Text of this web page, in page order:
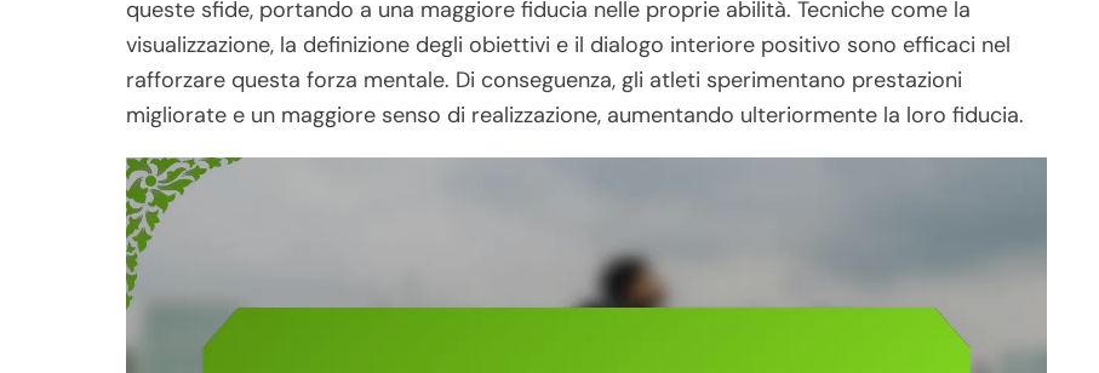
queste sfide, portando a una maggiore fiducia nelle proprie abilità. Tecniche come la
visualizzazione, la definizione degli obiettivi e il dialogo interiore positivo sono efficaci nel
rafforzare questa forza mentale. Di conseguenza, gli atleti sperimentano prestazioni
migliorate e un maggiore senso di realizzazione, aumentando ulteriormente la loro fiducia.